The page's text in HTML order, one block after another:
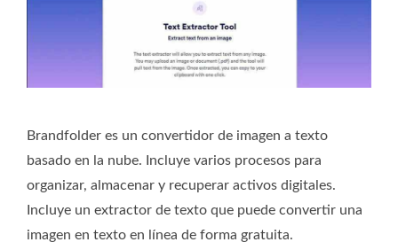
Brandfolder es un convertidor de imagen a texto
basado en la nube. Incluye varios procesos para
organizar, almacenar y recuperar activos digitales.
Incluye un extractor de texto que puede convertir una
imagen en texto en línea de forma gratuita.